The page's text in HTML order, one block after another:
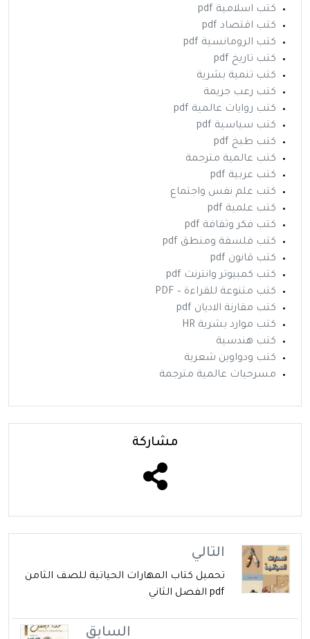
كتب اسلامية pdf
كتب اقتصاد pdf
كتب الرومانسية pdf
كتب تاريخ pdf
كتب تنمية بشرية
كتب رعب جريمة
كتب روايات عالمية pdf
كتب سياسية pdf
كتب طبخ pdf
كتب عالمية مترجمة
كتب عربية pdf
كتب علم نفس واجتماع
كتب علمية pdf
كتب فكر وثقافة pdf
كتب فلسفة ومنطق pdf
كتب قانون pdf
كتب كمبيوتر وانترنت pdf
كتب متنوعة للقراءة – PDF
كتب مقارنة الاديان pdf
كتب موارد بشرية HR
كتب هندسية
كتب ودواوين شعرية
مسرحيات عالمية مترجمة
مشاركة
التالي
تحميل كتاب المهارات الحياتية للصف الثامن
pdf الفصل الثاني
السابق